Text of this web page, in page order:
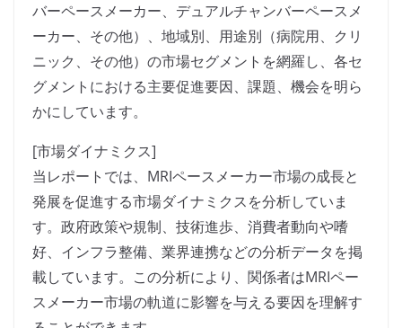
バーペースメーカー、デュアルチャンバーペースメ
ーカー、その他）、地域別、用途別（病院用、クリ
ニック、その他）の市場セグメントを網羅し、各セ
グメントにおける主要促進要因、課題、機会を明ら
かにしています。
[市場ダイナミクス]
当レポートでは、MRIペースメーカー市場の成長と
発展を促進する市場ダイナミクスを分析していま
す。政府政策や規制、技術進歩、消費者動向や嗜
好、インフラ整備、業界連携などの分析データを掲
載しています。この分析により、関係者はMRIペー
スメーカー市場の軌道に影響を与える要因を理解す